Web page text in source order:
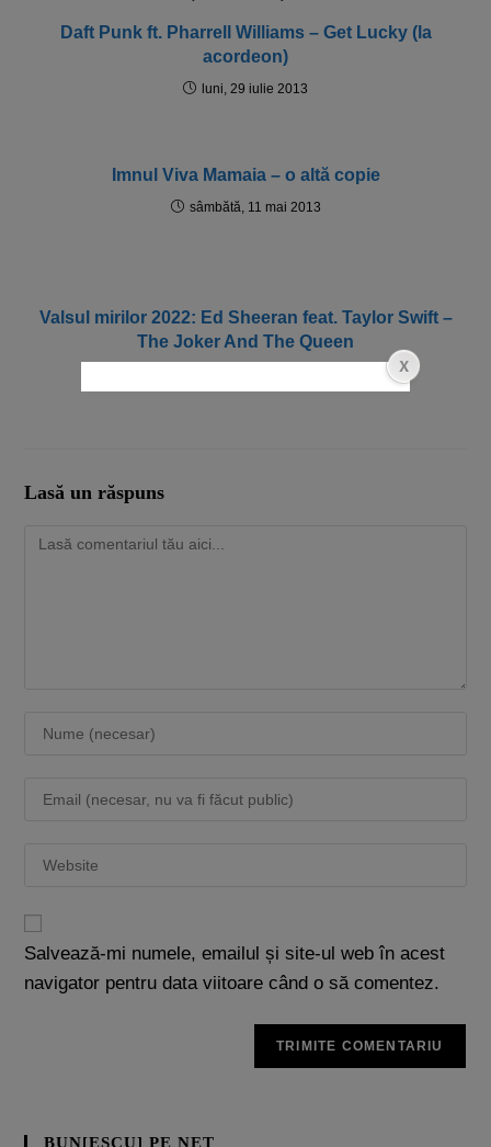
Daft Punk ft. Pharrell Williams – Get Lucky (la
acordeon)
luni, 29 iulie 2013
Imnul Viva Mamaia – o altă copie
sâmbătă, 11 mai 2013
Valsul mirilor 2022: Ed Sheeran feat. Taylor Swift –
The Joker And The Queen
Lasă un răspuns
Salvează-mi numele, emailul și site-ul web în acest
navigator pentru data viitoare când o să comentez.
BUN[ESCU] PE NET